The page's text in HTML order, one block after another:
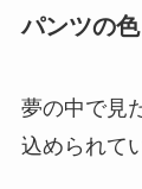
パンツの
夢の中で見
込められて